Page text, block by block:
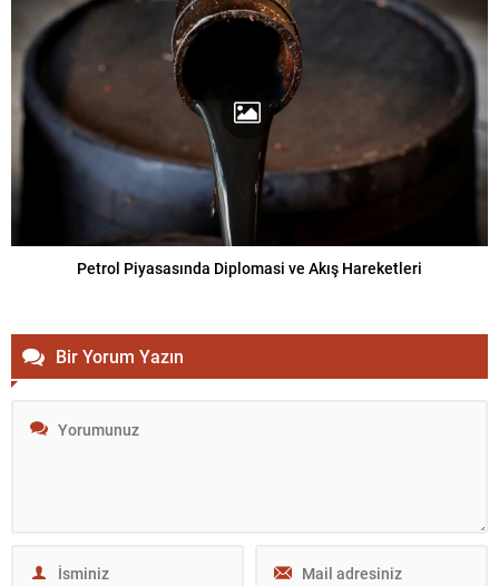
Petrol Piyasasında Diplomasi ve Akış Hareketleri
Bir Yorum Yazın